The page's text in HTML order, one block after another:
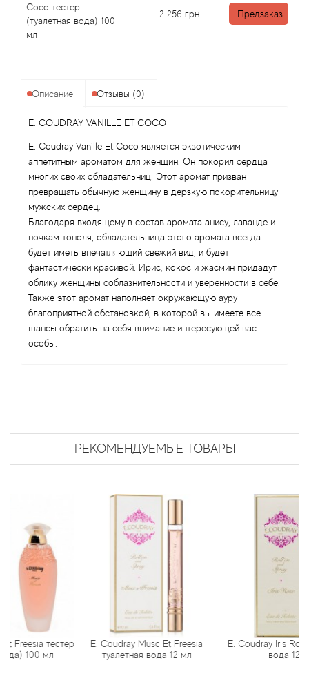
Coco тестер
(туалетная вода) 100
мл
2 256 грн Предзаказ
Описание Отзывы (0)
E. COUDRAY VANILLE ET COCO
E. Coudray Vanille Et Coco является экзотическим
аппетитным ароматом для женщин. Он покорил сердца
многих своих обладательниц. Этот аромат призван
превращать обычную женщину в дерзкую покорительницу
мужских сердец.
Благодаря входящему в состав аромата анису, лаванде и
почкам тополя, обладательница этого аромата всегда
будет иметь впечатляющий свежий вид, и будет
фантастически красивой. Ирис, кокос и жасмин придадут
облику женщины соблазнительности и уверенности в себе.
Также этот аромат наполняет окружающую ауру
благоприятной обстановкой, в которой вы имеете все
шансы обратить на себя внимание интересующей вас
особы.
РЕКОМЕНДУЕМЫЕ ТОВАРЫ
тестер
мл
E. Coudray Musc Et Freesia
туалетная вода 12 мл
E. Coudray Iris Rose
вода 12 мл
Andre L'Arom
Anima Mundi
Annayake
Anne Fontaine
Annick Goutal
Antonia's Flowers
Antonio Banderas
Antonio Puig
Arabesque Perfumes
Ariana Grande
Armaf
Armand Basi
Arrogance